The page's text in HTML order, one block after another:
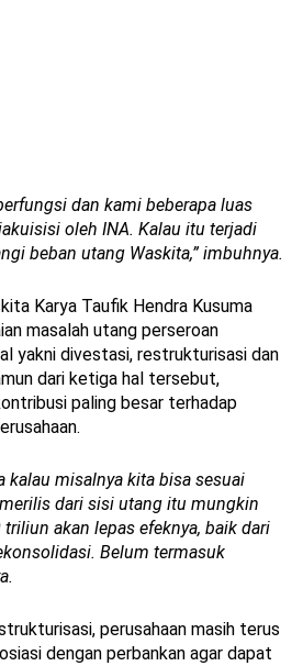
dan kami beberapa luas
oleh INA. Kalau itu terjadi
beban utang Waskita,” imbuhnya.
Karya Taufik Hendra Kusuma
masalah utang perseroan
yakni divestasi, restrukturisasi dan
dari ketiga hal tersebut,
paling besar terhadap
kalau misalnya kita bisa sesuai
dari sisi utang itu mungkin
akan lepas efeknya, baik dari
Belum termasuk
perusahaan masih terus
dengan perbankan agar dapat